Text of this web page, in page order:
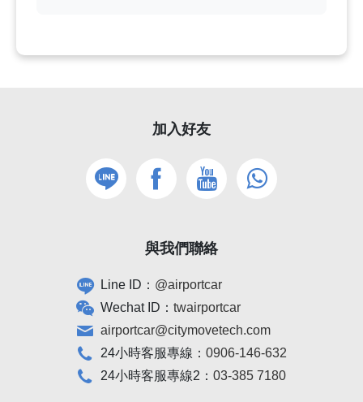
加入好友
與我們聯絡
Line ID： @airportcar
Wechat ID： twairportcar
airportcar@citymovetech.com
24小時客服專線： 0906-146-632
24小時客服專線2： 03-385 7180